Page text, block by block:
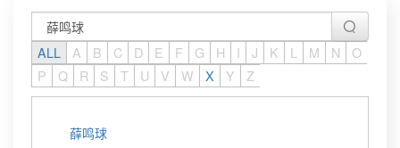
ALL A B C D E F G H I J K L M N
O
P
Q R S T U V W X Y Z
薛鸣球